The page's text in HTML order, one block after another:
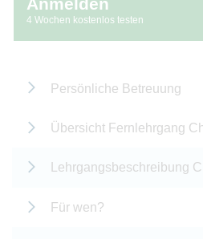
Anmelden
4 Wochen kostenlos testen
Persönliche Betreuung
Übersicht Fernlehrgang
Lehrgangsbeschreibung
Für wen?